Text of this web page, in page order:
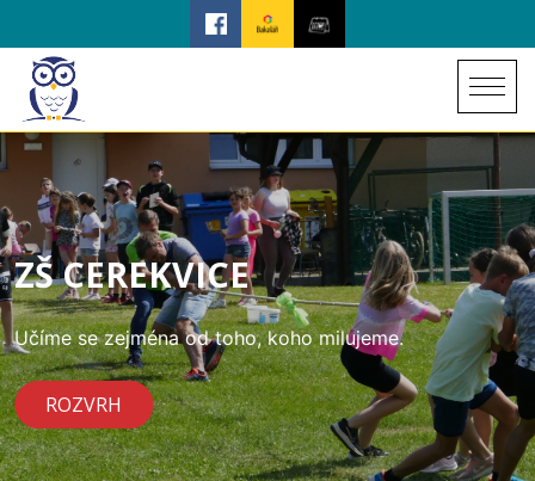
ZŠ CEREKVICE
Učíme se zejména od toho, koho milujeme.
ROZVRH